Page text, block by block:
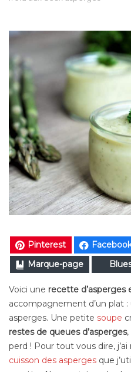
Pinterest
Marque-page
Voici une recette d’asperges
accompagnement d’un plat
asperges. Une petite soupe
restes de queues d’asperges,
perd ! Pour tout vous dire,
cuisson des asperges que